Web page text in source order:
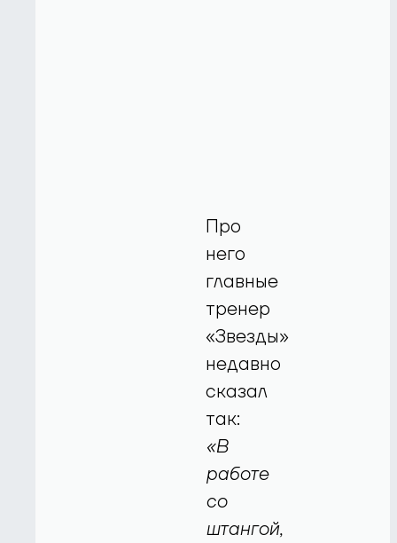
Про
него
главные
тренер
«Звезды»
недавно
сказал
так:
«В
работе
со
штангой,